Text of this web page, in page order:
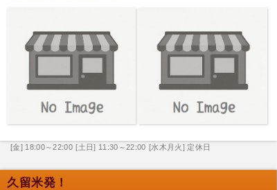
[金] 18:00～22:00 [土日] 11:30～22:00 [水木月火] 定休日
久留米発！